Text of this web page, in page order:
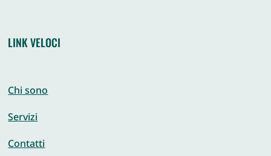
LINK VELOCI
Chi sono
Servizi
Contatti